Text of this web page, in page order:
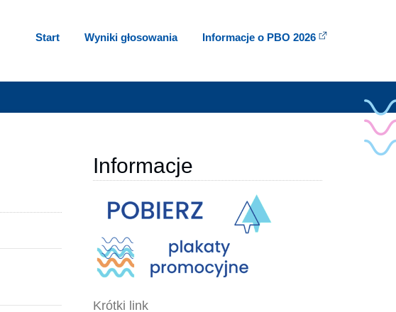
Start Wyniki głosowania Informacje o PBO 2026
Informacje
Krótki link